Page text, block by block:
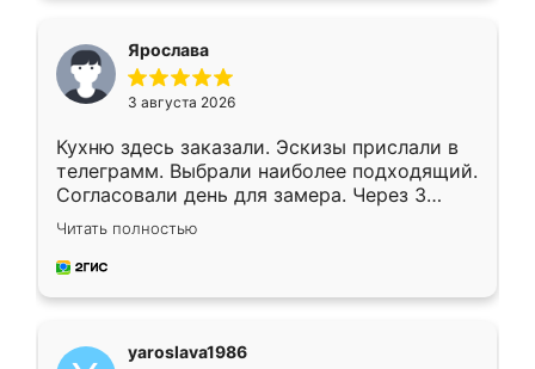
Ярослава
3 августа 2026
Кухню здесь заказали. Эскизы прислали в
телеграмм. Выбрали наиболее подходящий.
Согласовали день для замера. Через 3
недели кухня была уже готова. Остались
довольны работой. Спасибо Ренессанс
мебель за качественную работу!
Читать полностью
yaroslava1986